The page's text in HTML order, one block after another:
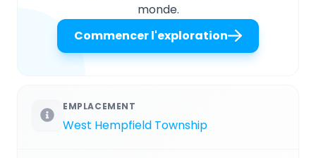
monde.
Commencer l'exploration
EMPLACEMENT
West Hempfield Township